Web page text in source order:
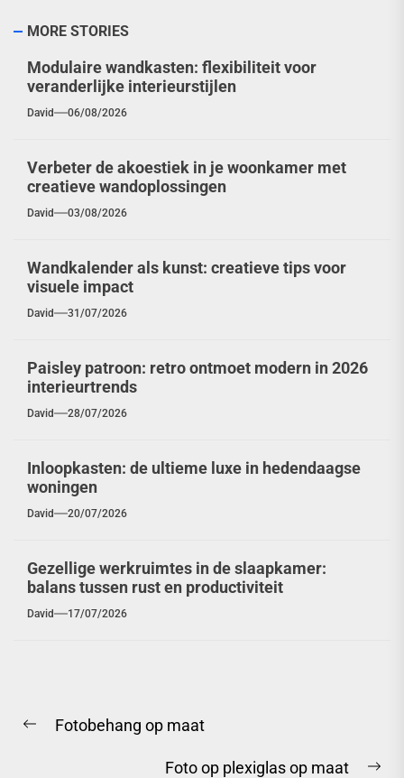
MORE STORIES
Modulaire wandkasten: flexibiliteit voor
veranderlijke interieurstijlen
David 06/08/2026
Verbeter de akoestiek in je woonkamer met
creatieve wandoplossingen
David 03/08/2026
Wandkalender als kunst: creatieve tips voor
visuele impact
David 31/07/2026
Paisley patroon: retro ontmoet modern in 2026
interieurtrends
David 28/07/2026
Inloopkasten: de ultieme luxe in hedendaagse
woningen
David 20/07/2026
Gezellige werkruimtes in de slaapkamer:
balans tussen rust en productiviteit
David 17/07/2026
Previous
Fotobehang op maat
Foto op plexiglas op maat